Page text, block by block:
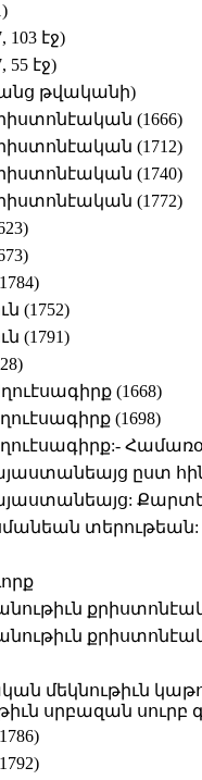
էջ)
55 էջ)
թվականի)
(1666)
(1712)
(1740)
(1772)
(1752)
(1791)
(1668)
(1698)
ըստ
մեկնութիւն
սրբազան սուրբ